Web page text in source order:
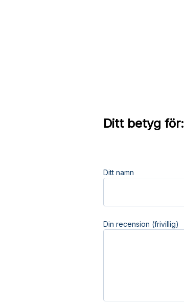
Ditt betyg för:
Ditt namn
Din recension (frivillig)